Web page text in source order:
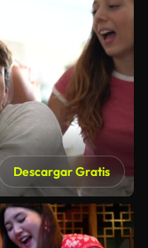
Descargar Gratis